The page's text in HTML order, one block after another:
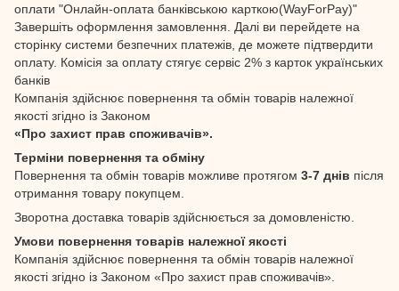
оплати "Онлайн-оплата банківською карткою(WayForPay)"
Завершіть оформлення замовлення. Далі ви перейдете на
сторінку системи безпечних платежів, де можете підтвердити
оплату. Комісія за оплату стягує сервіс 2% з карток українських
банків
Компанія здійснює повернення та обмін товарів належної
якості згідно із Законом
«Про захист прав споживачів».
Терміни повернення та обміну
Повернення та обмін товарів можливе протягом 3-7 днів після
отримання товару покупцем.
Зворотна доставка товарів здійснюється за домовленістю.
Умови повернення товарів належної якості
Компанія здійснює повернення та обмін товарів належної
якості згідно із Законом «Про захист прав споживачів».